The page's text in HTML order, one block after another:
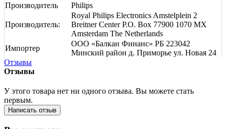
Производитель
Philips
Производитель:
Royal Philips Electronics Amstelplein 2
Breitner Center P.O. Box 77900 1070 MX
Amsterdam The Netherlands
Импортер
ООО «Балкан Финанс» РБ 223042
Минский район д. Приморье ул. Новая 24
Отзывы
Отзывы
У этого товара нет ни одного отзыва. Вы можете стать
первым.
Написать отзыв